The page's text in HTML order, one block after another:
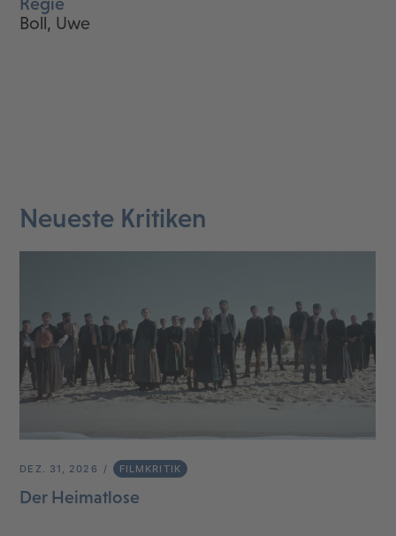
Boll, Uwe
Neueste Kritiken
DEZ. 31, 2026 FILMKRITIK
Der Heimatlose